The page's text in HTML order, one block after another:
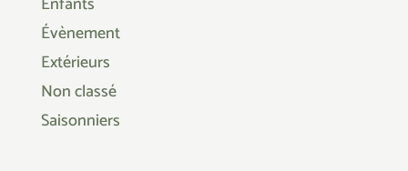
Évènement
Extérieurs
Non classé
Saisonniers